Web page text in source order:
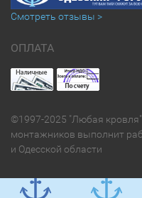
Смотреть отзывы >
ОПЛАТА
©1997-2025 "Любая
монтажников выполнит
и Одесской области